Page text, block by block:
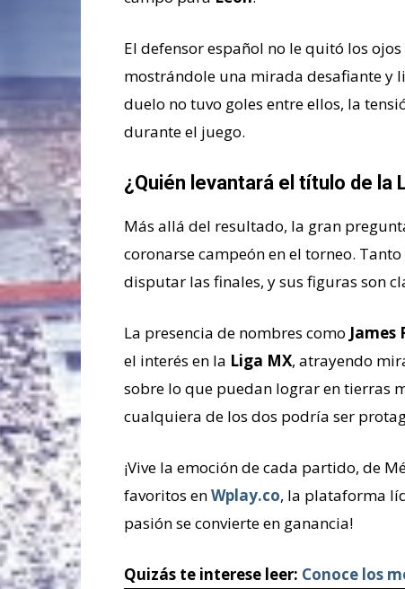
El defensor español no le quitó los
mostrándole una mirada desafiante y
duelo no tuvo goles entre ellos, la
durante el juego.
¿Quién levantará el título de la
Más allá del resultado, la gran
coronarse campeón en el torneo. Tanto
disputar las finales, y sus figuras son
La presencia de nombres como James
el interés en la Liga MX, atrayendo
sobre lo que puedan lograr en tierras
cualquiera de los dos podría ser
¡Vive la emoción de cada partido, de
favoritos enWplay.co, la plataforma
pasión se convierte en ganancia!
Quizás te interese leer: Conoce los